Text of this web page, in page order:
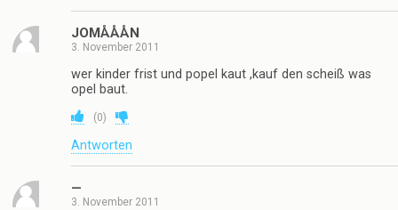
JOMÅÅÅN
3. November 2011
wer kinder frist und popel kaut ,kauf den scheiß was
opel baut.
(0)
Antworten
—
3. November 2011